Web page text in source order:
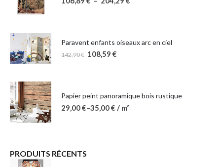
Paravent enfants oiseaux arc en ciel
142,90€ 108,59 €
Papier peint panoramique bois rustique
29,00€–35,00€ / m²
PRODUITS RÉCENTS